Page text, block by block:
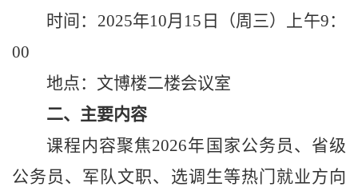
时间： 2025年10月15日（周三）上午9：
00
地点：文博楼二楼会议室
二、主要内容
课程内容聚焦2026年国家公务员、省级
公务员、军队文职、选调生等热门就业方向